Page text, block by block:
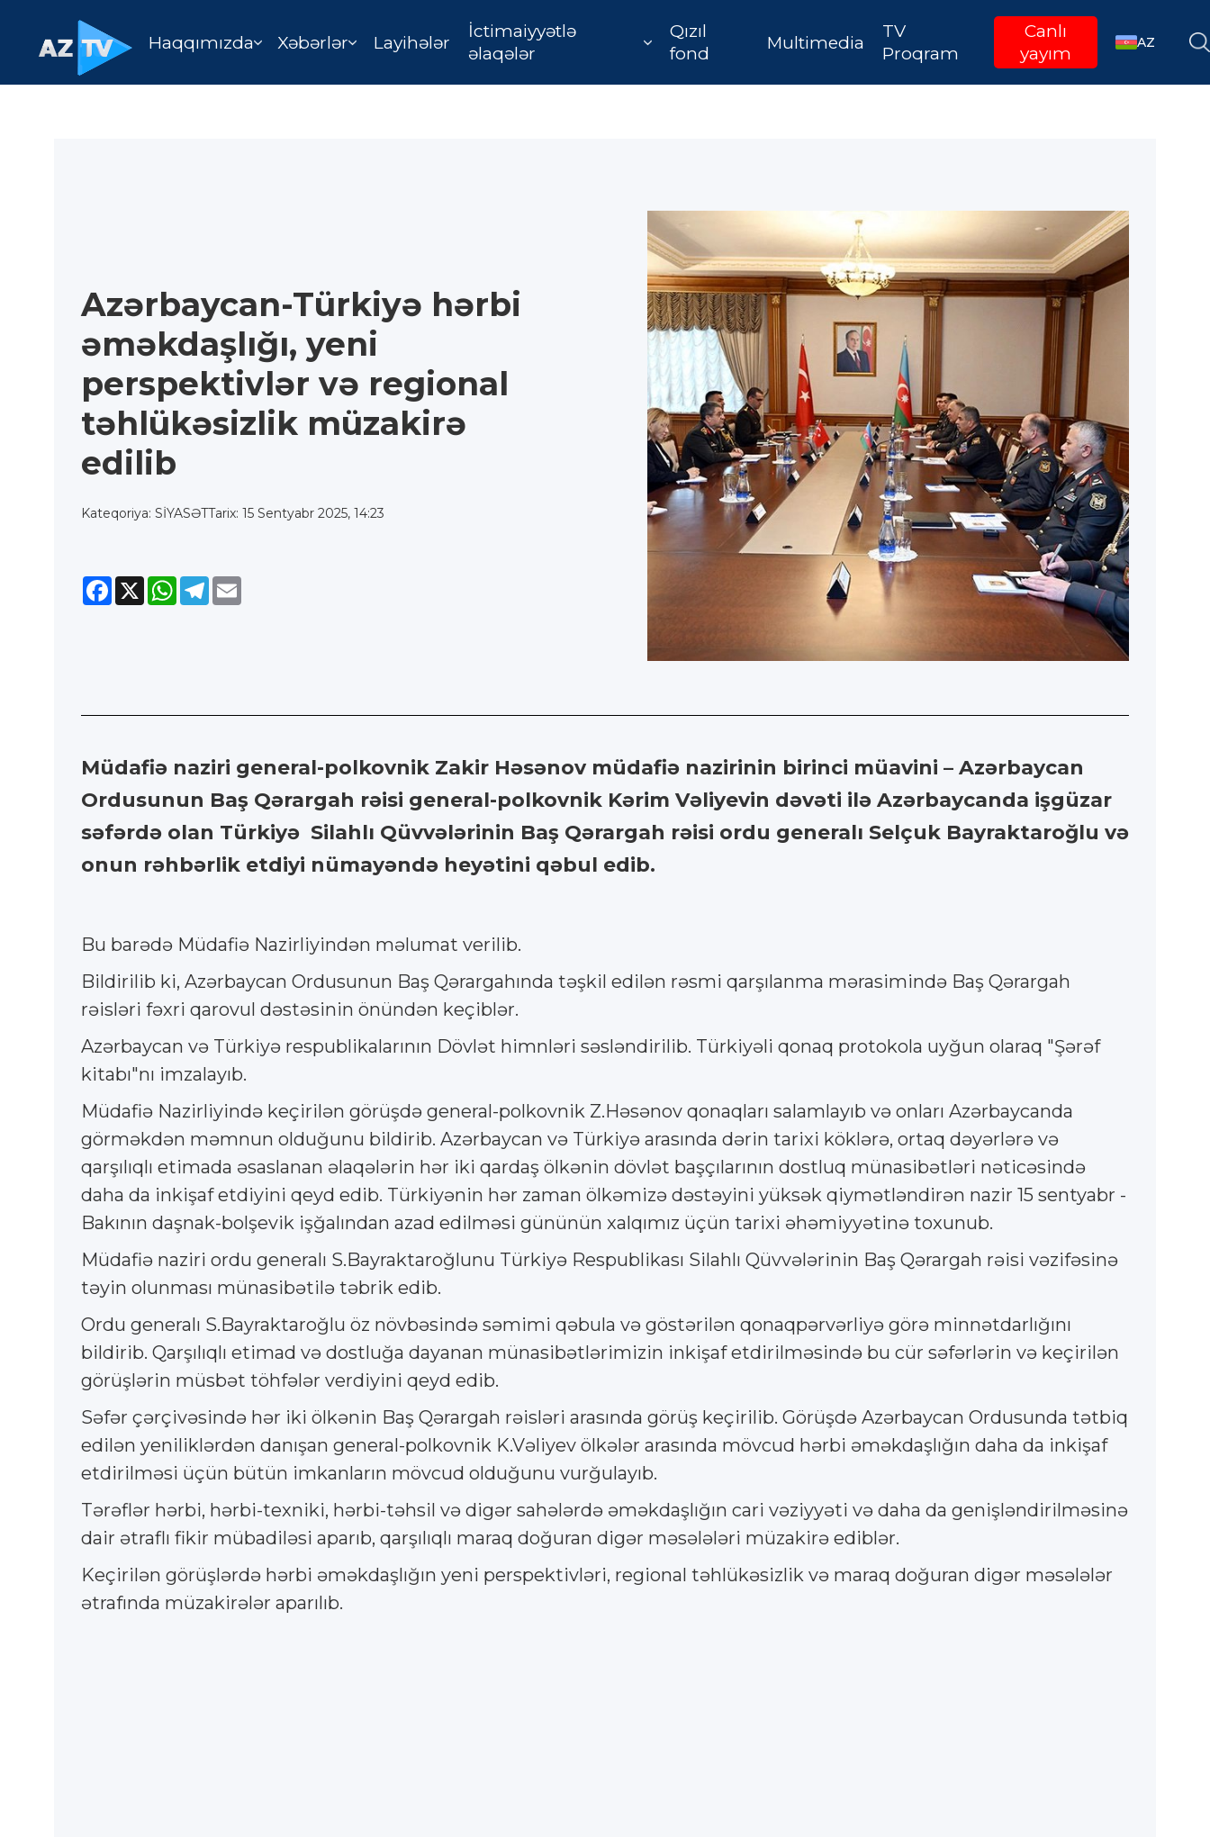
Haqqımızda Xəbərlər Layihələr
İctimaiyyətlə
əlaqələr
Qızıl
fond
Multimedia
TV
Proqram
Canlı
yayım
AZ
Azərbaycan-Türkiyə hərbi
əməkdaşlığı, yeni
perspektivlər və regional
təhlükəsizlik müzakirə
edilib
Kateqoriya: SİYASƏTTarix: 15 Sentyabr 2025, 14:23
Facebook
X WhatsApp
Telegram
Müdafiə naziri general-polkovnik Zakir Həsənov müdafiə nazirinin birinci müavini – Azərbaycan
Ordusunun Baş Qərargah rəisi general-polkovnik Kərim Vəliyevin dəvəti ilə Azərbaycanda işgüzar
səfərdə olan Türkiyə Silahlı Qüvvələrinin Baş Qərargah rəisi ordu generalı Selçuk Bayraktaroğlu və
onun rəhbərlik etdiyi nümayəndə heyətini qəbul edib.
Bu barədə Müdafiə Nazirliyindən məlumat verilib.
Bildirilib ki, Azərbaycan Ordusunun Baş Qərargahında təşkil edilən rəsmi qarşılanma mərasimində Baş Qərargah
rəisləri fəxri qarovul dəstəsinin önündən keçiblər.
Azərbaycan və Türkiyə respublikalarının Dövlət himnləri səsləndirilib. Türkiyəli qonaq protokola uyğun olaraq "Şərəf
kitabı"nı imzalayıb.
Müdafiə Nazirliyində keçirilən görüşdə general-polkovnik Z.Həsənov qonaqları salamlayıb və onları Azərbaycanda
görməkdən məmnun olduğunu bildirib. Azərbaycan və Türkiyə arasında dərin tarixi köklərə, ortaq dəyərlərə və
qarşılıqlı etimada əsaslanan əlaqələrin hər iki qardaş ölkənin dövlət başçılarının dostluq münasibətləri nəticəsində
daha da inkişaf etdiyini qeyd edib. Türkiyənin hər zaman ölkəmizə dəstəyini yüksək qiymətləndirən nazir 15 sentyabr -
Bakının daşnak-bolşevik işğalından azad edilməsi gününün xalqımız üçün tarixi əhəmiyyətinə toxunub.
Müdafiə naziri ordu generalı S.Bayraktaroğlunu Türkiyə Respublikası Silahlı Qüvvələrinin Baş Qərargah rəisi vəzifəsinə
təyin olunması münasibətilə təbrik edib.
Ordu generalı S.Bayraktaroğlu öz növbəsində səmimi qəbula və göstərilən qonaqpərvərliyə görə minnətdarlığını
bildirib. Qarşılıqlı etimad və dostluğa dayanan münasibətlərimizin inkişaf etdirilməsində bu cür səfərlərin və keçirilən
görüşlərin müsbət töhfələr verdiyini qeyd edib.
Səfər çərçivəsində hər iki ölkənin Baş Qərargah rəisləri arasında görüş keçirilib. Görüşdə Azərbaycan Ordusunda tətbiq
edilən yeniliklərdən danışan general-polkovnik K.Vəliyev ölkələr arasında mövcud hərbi əməkdaşlığın daha da inkişaf
etdirilməsi üçün bütün imkanların mövcud olduğunu vurğulayıb.
Tərəflər hərbi, hərbi-texniki, hərbi-təhsil və digər sahələrdə əməkdaşlığın cari vəziyyəti və daha da genişləndirilməsinə
dair ətraflı fikir mübadiləsi aparıb, qarşılıqlı maraq doğuran digər məsələləri müzakirə ediblər.
Keçirilən görüşlərdə hərbi əməkdaşlığın yeni perspektivləri, regional təhlükəsizlik və maraq doğuran digər məsələlər
ətrafında müzakirələr aparılıb.